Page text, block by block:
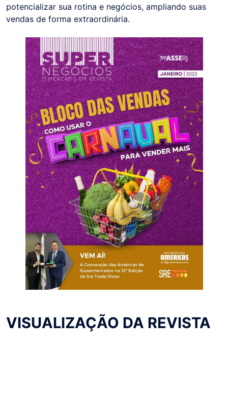
potencializar sua rotina e negócios, ampliando suas
vendas de forma extraordinária.
VISUALIZAÇÃO DA REVISTA